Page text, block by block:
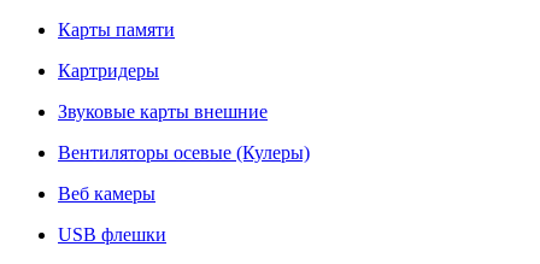
Карты памяти
Картридеры
Звуковые карты внешние
Вентиляторы осевые (Кулеры)
Веб камеры
USB флешки